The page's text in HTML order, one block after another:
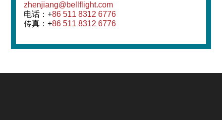
zhenjiang@bellflight.com
电话：+86 511 8312 6776
传真：+86 511 8312 6776